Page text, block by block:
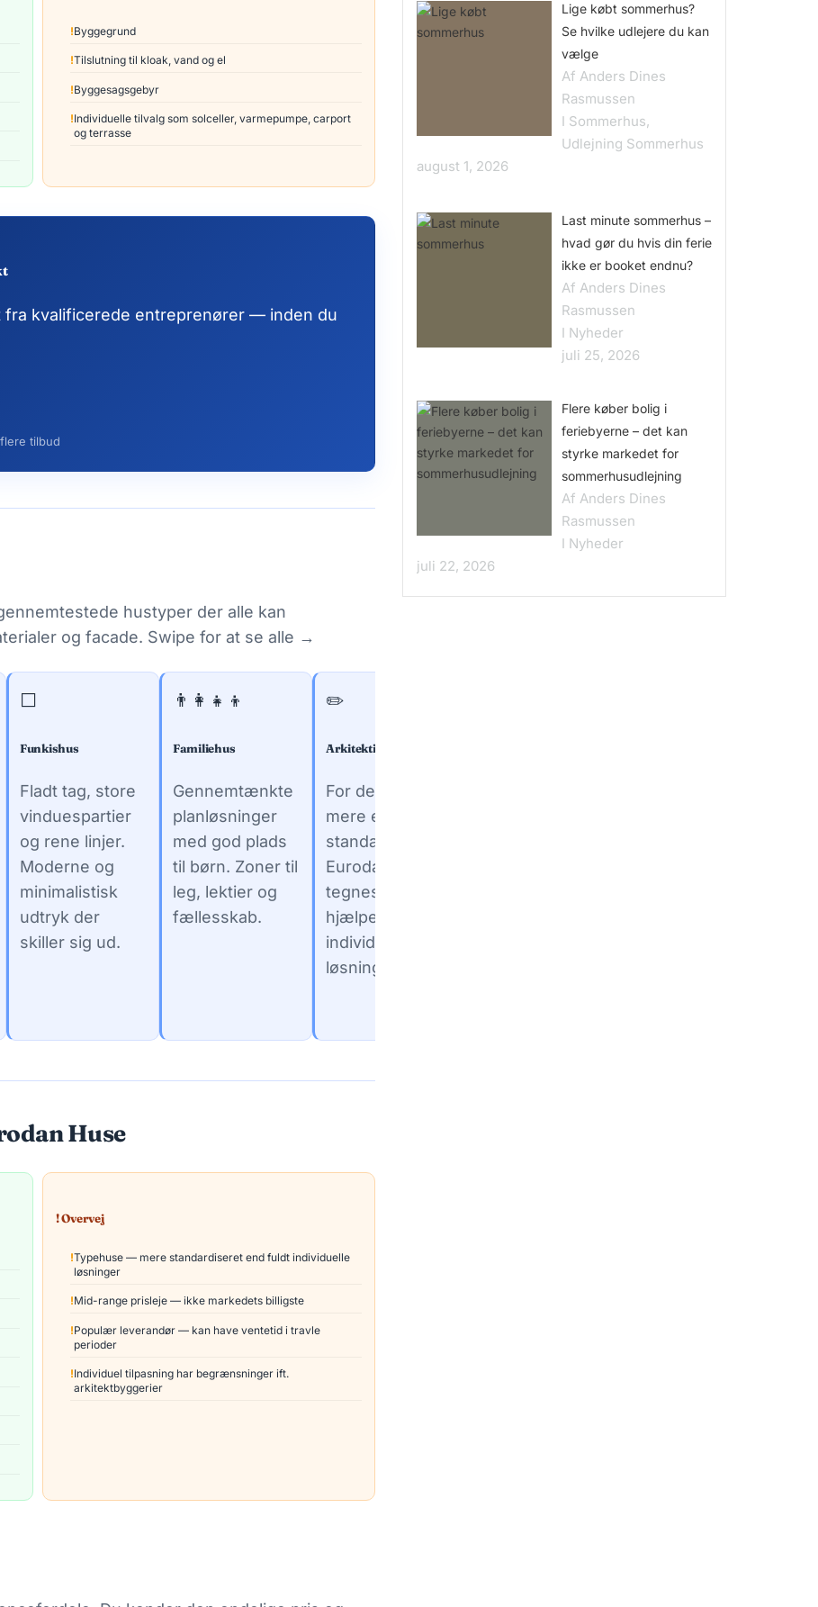
Byggegrund
Tilslutning til kloak, vand og el
Byggesagsgebyr
Individuelle tilvalg som solceller, varmepumpe, carport
og terrasse
fra kvalificerede entreprenører — inden du
tilbud
hustyper der alle kan
og facade. Swipe for at se alle →
⬜
Funkishus
Fladt tag, store
vinduespartier
og rene linjer.
Moderne og
minimalistisk
udtryk der
skiller sig ud.
👨‍👩‍👧‍👦
Familiehus
Gennemtænkte
planløsninger
med god plads
til børn. Zoner til
leg, lektier og
fællesskab.
✏️
Arkitektinspireret
For dem der vil
mere end
standard.
Eurodans egen
tegnestue
hjælper med
individuelle
løsninger.
Huse
! Overvej
Typehuse — mere standardiseret end fuldt individuelle
løsninger
Mid-range prisleje — ikke markedets billigste
Populær leverandør — kan have ventetid i travle
perioder
Individuel tilpasning har begrænsninger ift.
arkitektbyggerier
Lige købt sommerhus?
Se hvilke udlejere du kan
vælge
Af Anders Dines
Rasmussen
I Sommerhus,
Udlejning Sommerhus
august 1, 2026
Last minute sommerhus –
hvad gør du hvis din ferie
ikke er booket endnu?
Af Anders Dines
Rasmussen
I Nyheder
juli 25, 2026
Flere køber bolig i
feriebyerne – det kan
styrke markedet for
sommerhusudlejning
Af Anders Dines
Rasmussen
I Nyheder
juli 22, 2026